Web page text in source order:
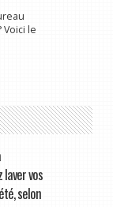
le
vos
selon